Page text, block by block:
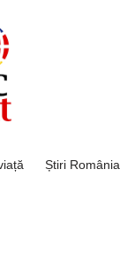
Știri România